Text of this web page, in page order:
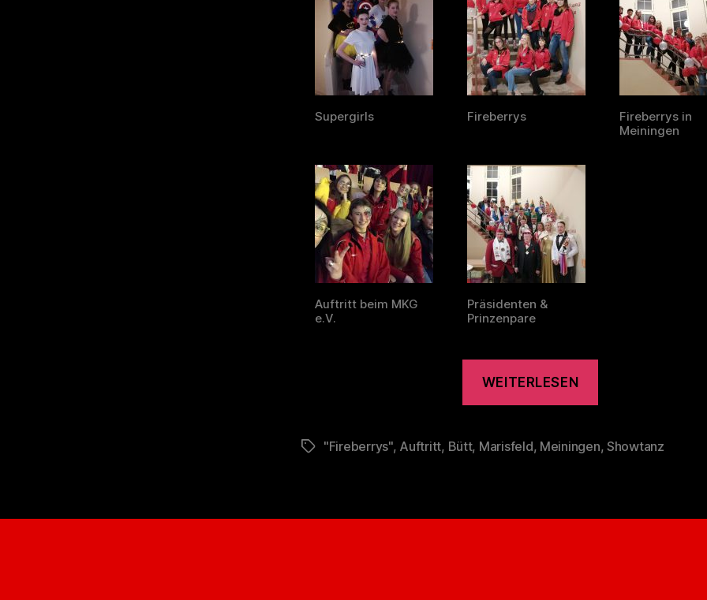
Supergirls Fireberrys
Fireberrys in
Meiningen
Auftritt beim MKG
e.V.
Präsidenten &
Prinzenpare
WEITERLESEN
Meiningen
in
Schlagwörter
"Fireberrys", Auftritt, Bütt, Marisfeld, Meiningen,Showtanz